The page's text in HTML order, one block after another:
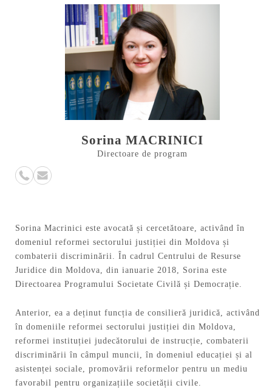
Sorina MACRINICI
Directoare de program
Sorina Macrinici este avocată și cercetătoare, activând în
domeniul reformei sectorului justiției din Moldova și
combaterii discriminării. În cadrul Centrului de Resurse
Juridice din Moldova, din ianuarie 2018, Sorina este
Directoarea Programului Societate Civilă și Democrație.
Anterior, ea a deținut funcția de consilieră juridică, activând
în domeniile reformei sectorului justiției din Moldova,
reformei instituției judecătorului de instrucție, combaterii
discriminării în câmpul muncii, în domeniul educației și al
asistenței sociale, promovării reformelor pentru un mediu
favorabil pentru organizațiile societății civile.